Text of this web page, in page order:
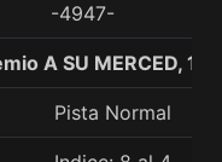
-4947-
A SU MERCED,
Pista Normal